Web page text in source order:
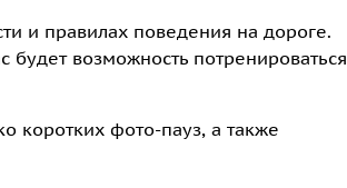
и правилах поведения на дороге.
возможность потренироваться
коротких фото-пауз, а также